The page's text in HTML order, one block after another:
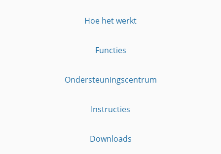
Hoe het werkt
Functies
Ondersteuningscentrum
Instructies
Downloads